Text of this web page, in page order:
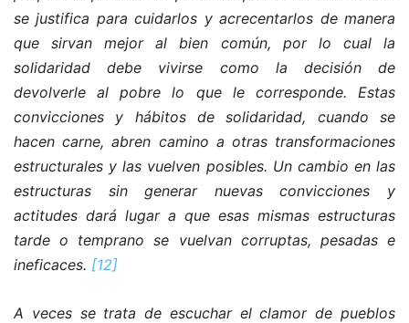
se justifica para cuidarlos y acrecentarlos de manera
que sirvan mejor al bien común, por lo cual la
solidaridad debe vivirse como la decisión de
devolverle al pobre lo que le corresponde. Estas
convicciones y hábitos de solidaridad, cuando se
hacen carne, abren camino a otras transformaciones
estructurales y las vuelven posibles. Un cambio en las
estructuras sin generar nuevas convicciones y
actitudes dará lugar a que esas mismas estructuras
tarde o temprano se vuelvan corruptas, pesadas e
ineficaces. [12]
A veces se trata de escuchar el clamor de pueblos